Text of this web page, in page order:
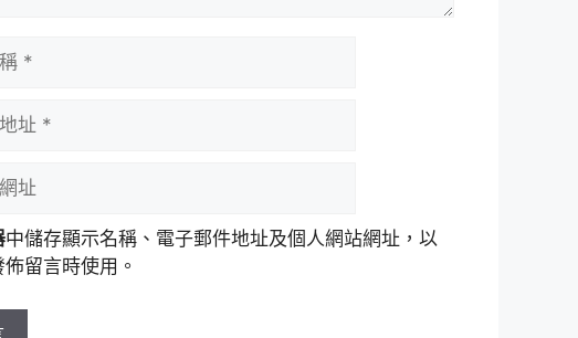
中儲存顯示名稱、電子郵件地址及個人網站網址，以
留言時使用。